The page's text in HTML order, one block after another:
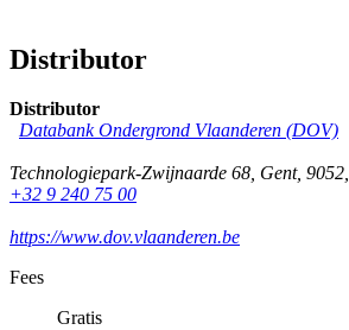
Distributor
Distributor
Databank Ondergrond Vlaanderen (DOV)
Technologiepark-Zwijnaarde 68, Gent, 9052,
+32 9 240 75 00
https://www.dov.vlaanderen.be
Fees
Gratis